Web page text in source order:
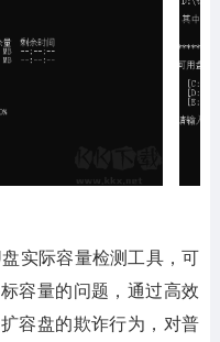
实际容量检测工具，可
容量的问题，通过高效
容盘的欺诈行为，对普